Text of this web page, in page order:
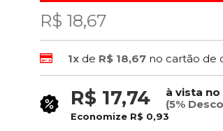
R$ 18,67
1x de R$ 18,67 no cartão de
R$ 17,74
à vista
(5%
Economize R$ 0,93